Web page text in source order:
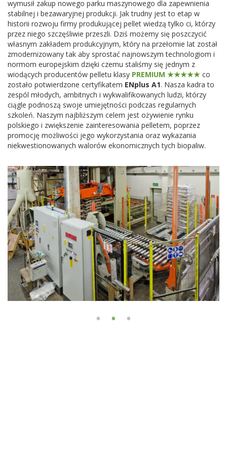
wymusił zakup nowego parku maszynowego dla zapewnienia
stabilnej i bezawaryjnej produkcji. Jak trudny jest to etap w
historii rozwoju firmy produkującej pellet wiedzą tylko ci, którzy
przez niego szczęśliwie przeszli. Dziś możemy się poszczycić
własnym zakładem produkcyjnym, który na przełomie lat został
zmodernizowany tak aby sprostać najnowszym technologiom i
normom europejskim dzięki czemu staliśmy się jednym z
wiodących producentów pelletu klasy PREMIUM ★★★★★ co
zostało potwierdzone certyfikatem ENplus A1. Nasza kadra to
zespól młodych, ambitnych i wykwalifikowanych ludzi, którzy
ciągle podnoszą swoje umiejętności podczas regularnych
szkoleń. Naszym najbliższym celem jest ożywienie rynku
polskiego i zwiększenie zainteresowania pelletem, poprzez
promocję możliwości jego wykorzystania oraz wykazania
niekwestionowanych walorów ekonomicznych tych biopaliw.